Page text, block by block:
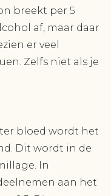
breekt per 5
af, maar daar
er veel
Zelfs niet als je
bloed wordt het
Dit wordt in de
In
aan het